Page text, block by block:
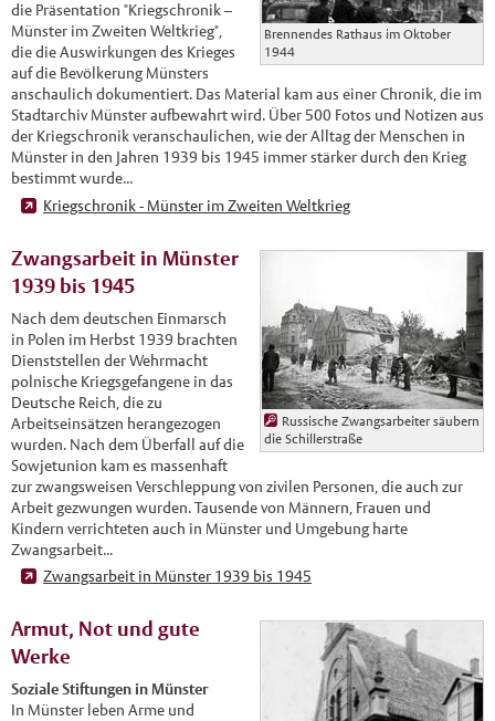
Brennendes Rathaus im Oktober
1944
die Präsentation "Kriegschronik –
Münster im Zweiten Weltkrieg",
die die Auswirkungen des Krieges
auf die Bevölkerung Münsters
anschaulich dokumentiert. Das Material kam aus einer Chronik, die im
Stadtarchiv Münster aufbewahrt wird. Über 500 Fotos und Notizen aus
der Kriegschronik veranschaulichen, wie der Alltag der Menschen in
Münster in den Jahren 1939 bis 1945 immer stärker durch den Krieg
bestimmt wurde...
Kriegschronik - Münster im Zweiten Weltkrieg
Russische Zwangsarbeiter säubern
die Schillerstraße
Zwangsarbeit in Münster
1939 bis 1945
Nach dem deutschen Einmarsch
in Polen im Herbst 1939 brachten
Dienststellen der Wehrmacht
polnische Kriegsgefangene in das
Deutsche Reich, die zu
Arbeitseinsätzen herangezogen
wurden. Nach dem Überfall auf die
Sowjetunion kam es massenhaft
zur zwangsweisen Verschleppung von zivilen Personen, die auch zur
Arbeit gezwungen wurden. Tausende von Männern, Frauen und
Kindern verrichteten auch in Münster und Umgebung harte
Zwangsarbeit...
Zwangsarbeit in Münster 1939 bis 1945
Armut, Not und gute
Werke
Soziale Stiftungen in Münster
In Münster leben Arme und